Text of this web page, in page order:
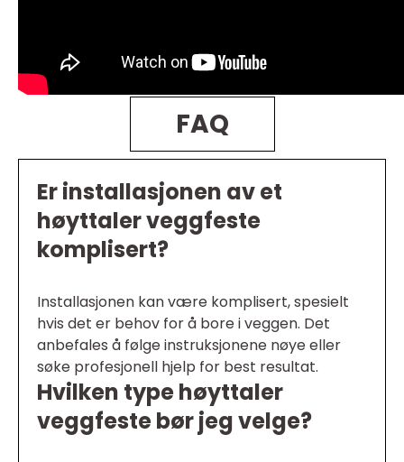
FAQ
Er installasjonen av et
høyttaler veggfeste
komplisert?
Installasjonen kan være komplisert, spesielt
hvis det er behov for å bore i veggen. Det
anbefales å følge instruksjonene nøye eller
søke profesjonell hjelp for best resultat.
Hvilken type høyttaler
veggfeste bør jeg velge?